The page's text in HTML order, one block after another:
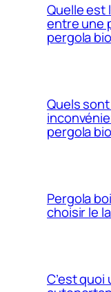
Quelle est
entre une
pergola
Quels
pergola
Pergola
choisir le
C’est